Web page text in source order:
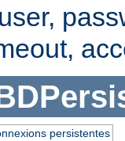
persistentes